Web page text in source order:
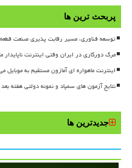
پربحث ترین ها
توسعه فناوری، مسیر رقابت پذیری صنعت
مرگ دورکاری در ایران وقتی اینترنت
اینترنت ماهواره ای آمازون مستقیم به موبایل
نتایج آزمون های سمپاد و نمونه دولتی هفته
جدیدترین ها